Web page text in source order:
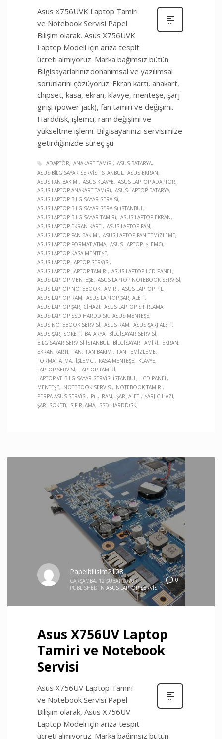
Asus X756UVK Laptop Tamiri
ve Notebook Servisi Papel
Bilişim olarak, Asus X756UVK
Laptop Modeli için arıza tespit
ücreti almıyoruz. Marka bağımsız bütün
Bilgisayarlarınız donanımsal ve yazılımsal
sorunlarını çözüyoruz. Ekran kartı, anakart,
chipset, kasa, ekran, klavye, menteşe, şarj
girişi (power jack), fan tamiri ve değişimi.
Harddisk, işlemci, ram değişimi ve
yükseltme işlemi. Bilgisayarınızı servisimize
getirdiğinizde süreç şu
ADAPTÖR ANAKART TAMIRI
ASUS BATARYA
ASUS BILGISAYAR SERVISI İSTANBUL ASUS EKRAN
ASUS FAN BAKIMI
ASUS KLAVYE
ASUS LAPTOP ADAPTÖR
ASUS LAPTOP ANAKART TAMIRI
ASUS LAPTOP BATARYA
ASUS LAPTOP BILGISAYAR SERVISI
ASUS LAPTOP BILGISAYAR SERVISI İSTANBUL
ASUS LAPTOP BILGISAYAR TAMIRI
ASUS LAPTOP EKRAN
ASUS LAPTOP EKRAN KARTI
ASUS LAPTOP FAN
ASUS LAPTOP FAN BAKIMI
ASUS LAPTOP FAN TEMIZLEME
ASUS LAPTOP FORMAT ATMA ASUS LAPTOP İŞLEMCI
ASUS LAPTOP KASA MENTEŞE
ASUS LAPTOP LAPTOP SERVISI
ASUS LAPTOP LAPTOP TAMIRI
ASUS LAPTOP LCD PANEL
ASUS LAPTOP MENTEŞE
ASUS LAPTOP NOTEBOOK SERVISI
ASUS LAPTOP NOTEBOOK TAMIRI
ASUS LAPTOP PIL
ASUS LAPTOP RAM
ASUS LAPTOP ŞARJ ALETI
ASUS LAPTOP ŞARJ CIHAZI
ASUS LAPTOP SIFIRLAMA
ASUS LAPTOP SSD HARDDISK ASUS MENTEŞE
ASUS NOTEBOOK SERVISI
ASUS RAM
ASUS ŞARJ ALETI
ASUS ŞARJ SOKETI
BATARYA
BILGISAYAR SERVISI
BILGISAYAR SERVISI İSTANBUL
BILGISAYAR TAMIRI
EKRAN
EKRAN KARTI
FAN FAN BAKIMI
FAN TEMIZLEME
FORMAT ATMA
İŞLEMCI KASA MENTEŞE
KLAVYE
LAPTOP SERVISI
LAPTOP TAMIRI
LAPTOP VE BILGISAYAR SERVISI İSTANBUL
LCD PANEL
MENTEŞE
NOTEBOOK SERVISI
NOTEBOOK TAMIRI
PERPA ASUS SERVISI
PIL RAM ŞARJ ALETI
ŞARJ CIHAZI
ŞARJ SOKETI
SIFIRLAMA SSD HARDDISK
0
Papelbilisim2108
ÇARŞAMBA, 12 ŞUBAT 2020 /
PUBLISHED IN ASUS LAPTOP SERVISI
Asus X756UV Laptop
Tamiri ve Notebook
Servisi
Asus X756UV Laptop Tamiri
ve Notebook Servisi Papel
Bilişim olarak, Asus X756UV
Laptop Modeli için arıza tespit
ücreti almıyoruz. Marka bağımsız bütün